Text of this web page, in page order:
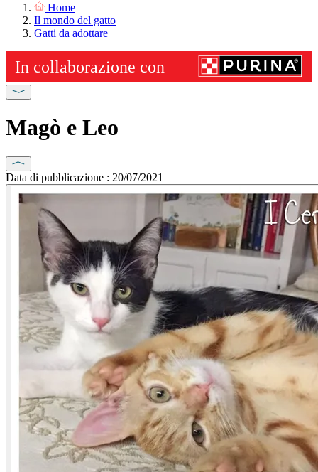
Home
Il mondo del gatto
Gatti da adottare
Magò e Leo
Data di pubblicazione : 20/07/2021